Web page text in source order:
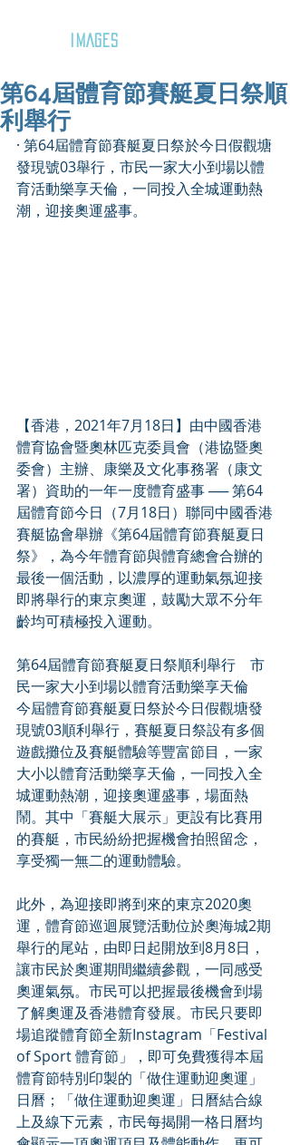
IMAGES
第64屆體育節賽艇夏日祭順
利舉行
· 第64屆體育節賽艇夏日祭於今日假觀塘
發現號03舉行，市民一家大小到場以體
育活動樂享天倫，一同投入全城運動熱
潮，迎接奧運盛事。
【香港，2021年7月18日】由中國香港
體育協會暨奧林匹克委員會（港協暨奧
委會）主辦、康樂及文化事務署（康文
署）資助的一年一度體育盛事 ── 第64
屆體育節今日（7月18日）聯同中國香港
賽艇協會舉辦《第64屆體育節賽艇夏日
祭》，為今年體育節與體育總會合辦的
最後一個活動，以濃厚的運動氣氛迎接
即將舉行的東京奧運，鼓勵大眾不分年
齡均可積極投入運動。
第64屆體育節賽艇夏日祭順利舉行　市
民一家大小到場以體育活動樂享天倫
今屆體育節賽艇夏日祭於今日假觀塘發
現號03順利舉行，賽艇夏日祭設有多個
遊戲攤位及賽艇體驗等豐富節目，一家
大小以體育活動樂享天倫，一同投入全
城運動熱潮，迎接奧運盛事，場面熱
鬧。其中「賽艇大展示」更設有比賽用
的賽艇，市民紛紛把握機會拍照留念，
享受獨一無二的運動體驗。
此外，為迎接即將到來的東京2020奧
運，體育節巡迴展覽活動位於奧海城2期
舉行的尾站，由即日起開放到8月8日，
讓市民於奧運期間繼續參觀，一同感受
奧運氣氛。市民可以把握最後機會到場
了解奧運及香港體育發展。市民只要即
場追蹤體育節全新Instagram「Festival
of Sport 體育節」，即可免費獲得本屆
體育節特別印製的「做住運動迎奧運」
日曆；「做住運動迎奧運」日曆結合線
上及線下元素，市民每揭開一格日曆均